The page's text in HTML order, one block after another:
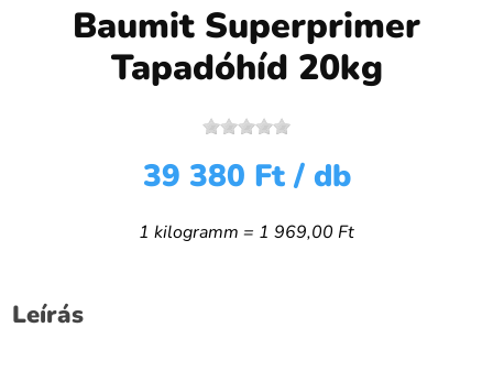
Baumit Superprimer
Tapadóhíd 20kg
39 380 Ft / db
1 kilogramm = 1 969,00 Ft
Leírás